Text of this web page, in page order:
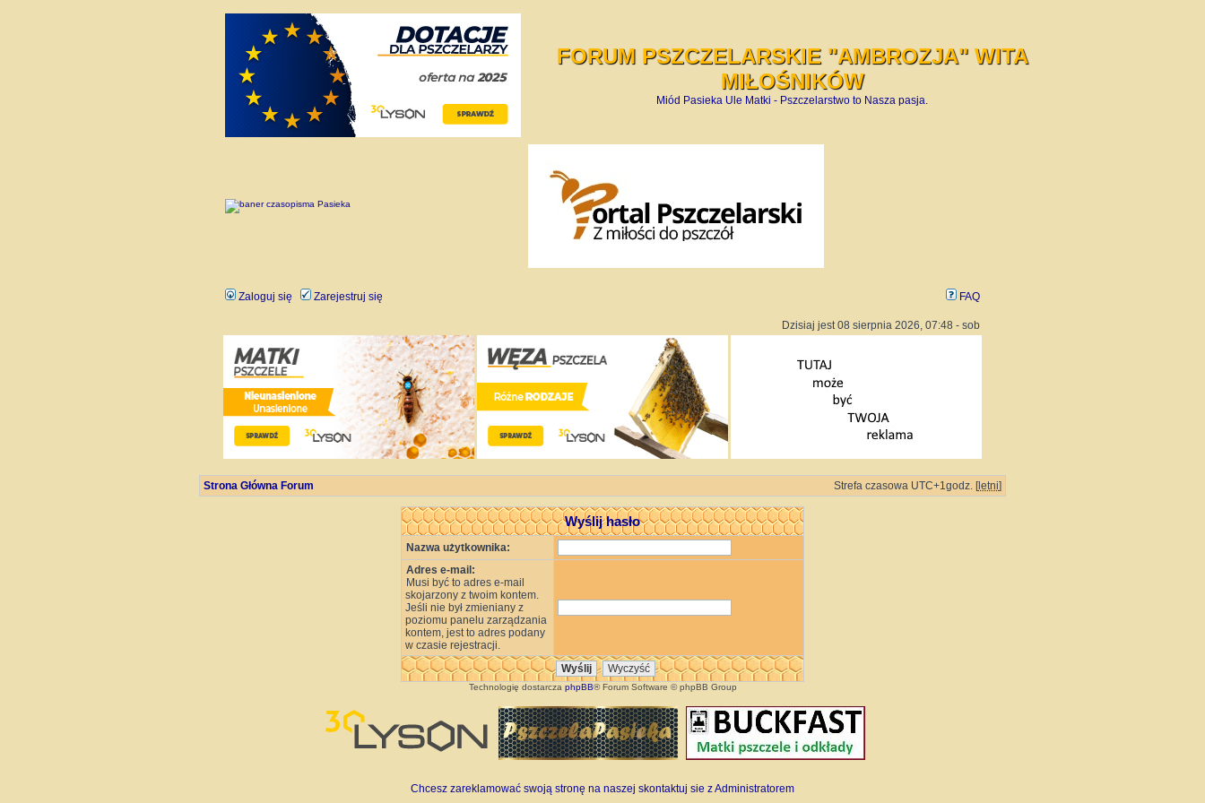
FORUM PSZCZELARSKIE "AMBROZJA" WITA
MIŁOŚNIKÓW
Miód Pasieka Ule Matki - Pszczelarstwo to Nasza pasja.
Zaloguj się Zarejestruj się FAQ
Dzisiaj jest 08 sierpnia 2026, 07:48 - sob
Strona Główna Forum Strefa czasowa UTC+1godz. [letni]
Wyślij hasło
Nazwa użytkownika:
Adres e-mail:
Musi być to adres e-mail
skojarzony z twoim kontem.
Jeśli nie był zmieniany z
poziomu panelu zarządzania
kontem, jest to adres podany
w czasie rejestracji.
Technologię dostarcza phpBB® Forum Software © phpBB Group
Chcesz zareklamować swoją stronę na naszej skontaktuj sie z Administratorem